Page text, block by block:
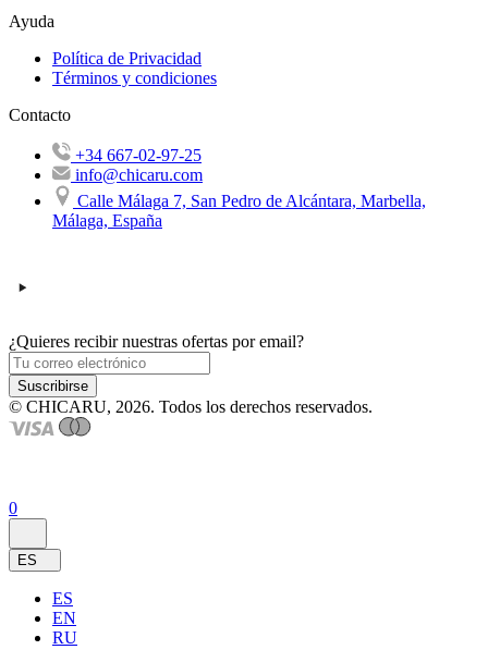
Ayuda
Política de Privacidad
Términos y condiciones
Contacto
+34 667-02-97-25
info@chicaru.com
Calle Málaga 7, San Pedro de Alcántara, Marbella,
Málaga, España
¿Quieres recibir nuestras ofertas por email?
Suscribirse
© CHICARU, 2026. Todos los derechos reservados.
0
ES
ES
EN
RU